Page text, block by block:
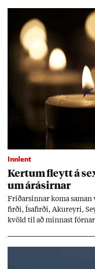
Innlent
Kert­um fleytt á
um árás­irn­ar
Frið­arsinn­ar koma
firði, Ísa­firði, Ak­ur­eyri,
kvöld til að minn­ast